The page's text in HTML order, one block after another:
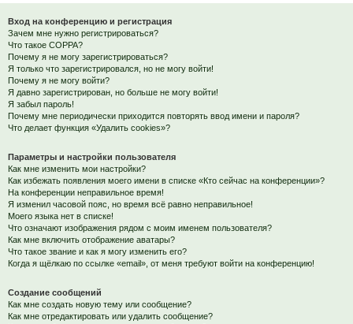
Вход на конференцию и регистрация
Зачем мне нужно регистрироваться?
Что такое COPPA?
Почему я не могу зарегистрироваться?
Я только что зарегистрировался, но не могу войти!
Почему я не могу войти?
Я давно зарегистрирован, но больше не могу войти!
Я забыл пароль!
Почему мне периодически приходится повторять ввод имени и пароля?
Что делает функция «Удалить cookies»?
Параметры и настройки пользователя
Как мне изменить мои настройки?
Как избежать появления моего имени в списке «Кто сейчас на конференции»?
На конференции неправильное время!
Я изменил часовой пояс, но время всё равно неправильное!
Моего языка нет в списке!
Что означают изображения рядом с моим именем пользователя?
Как мне включить отображение аватары?
Что такое звание и как я могу изменить его?
Когда я щёлкаю по ссылке «email», от меня требуют войти на конференцию!
Создание сообщений
Как мне создать новую тему или сообщение?
Как мне отредактировать или удалить сообщение?